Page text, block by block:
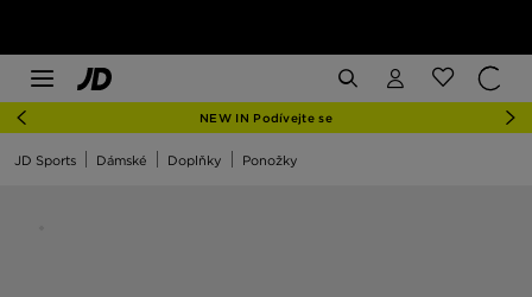
NEW IN Podívejte se
JD Sports Dámské Doplňky Ponožky